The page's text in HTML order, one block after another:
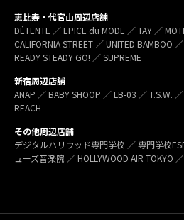
恵比寿・代官山周辺店舗
DÉTENTE ／ EPICE du MODE ／ TAY ／
CALIFORNIA STREET ／ UNITED BAMBOO
READY STEADY GO! ／ SUPREME
新宿周辺店舗
ANAP ／ BABY SHOOP ／ LB-03 ／ T.S.W.
REACH
その他周辺店舗
デジタルハリウッド専門学校 ／ 専門学校
ューズ音楽院 ／ HOLLYWOOD AIR TOKYO